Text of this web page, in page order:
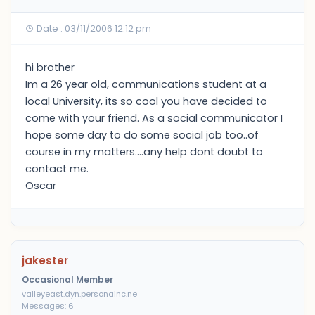
Date : 03/11/2006 12:12 pm
hi brother
Im a 26 year old, communications student at a
local University, its so cool you have decided to
come with your friend. As a social communicator I
hope some day to do some social job too..of
course in my matters....any help dont doubt to
contact me.
Oscar
jakester
Occasional Member
valleyeast.dyn.personainc.ne
Messages: 6